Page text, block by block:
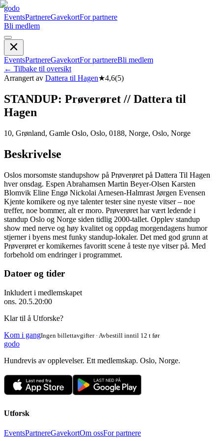
godo
EventsPartnereGavekortFor partnere
Bli medlem
EventsPartnereGavekortFor partnereBli medlem
← Tilbake til oversikt
Arrangert av Dattera til Hagen★4,6(5)
STANDUP: Prøverøret // Dattera til
Hagen
10, Grønland, Gamle Oslo, Oslo, 0188, Norge, Oslo, Norge
Beskrivelse
Oslos morsomste standupshow på Prøverøret på Dattera Til Hagen
hver onsdag. Espen Abrahamsen Martin Beyer-Olsen Karsten
Blomvik Eline Engø Nickolai Arnesen-Halmrast Jørgen Evensen
Kjente komikere og nye talenter tester sine nyeste vitser – noe
treffer, noe bommer, alt er moro. Prøverøret har vært ledende i
standup Oslo og Norge siden tidlig 2000-tallet. Opplev standup
show med nerve og høy kvalitet og oppdag morgendagens humor
stjerner i byens mest funky standup-lokaler. Det med god grunn at
Prøverøret er komikernes favoritt scene å teste nye vitser på. Med
forbehold om endringer i programmet.
Datoer og tider
Inkludert i medlemskapet
ons. 20.5.20:00
Klar til å Utforske?
Kom i gangIngen billettavgifter · Avbestill inntil 12 t før
godo
Hundrevis av opplevelser. Ett medlemskap. Oslo, Norge.
Utforsk
EventsPartnereGavekortOm ossFor partnere